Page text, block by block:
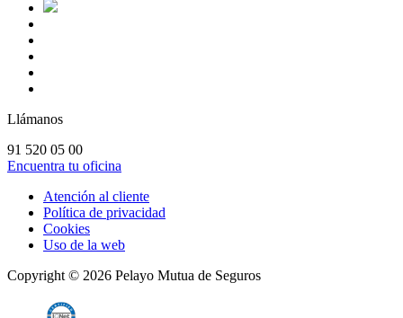
Llámanos
91 520 05 00
Encuentra tu oficina
Atención al cliente
Política de privacidad
Cookies
Uso de la web
Copyright © 2026 Pelayo Mutua de Seguros